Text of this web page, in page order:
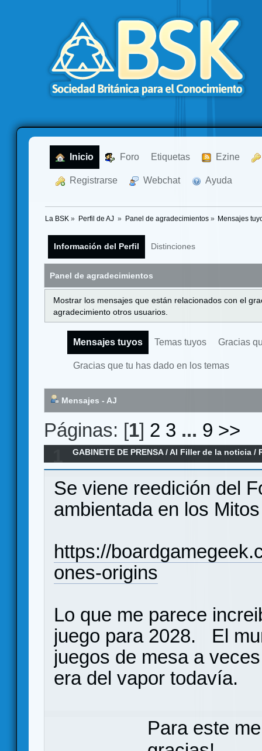
Inicio Foro Etiquetas Ezine
Registrarse Webchat Ayuda
La BSK » Perfil de AJ » Panel de agradecimientos» Mensajes
Información del Perfil Distinciones
Panel de agradecimientos
Mostrar los mensajes que están relacionados con el
agradecimiento otros usuarios.
Mensajes tuyos Temas tuyos Gracias
Gracias que tu has dado en los temas
Mensajes - AJ
Páginas: [1] 2 3 ... 9 >>
GABINETE DE PRENSA/Al Filler de la noticia /
2026)
Se viene reedición del
ambientada en los
https://
ones-origins
Lo que me parece
juego para 2028. El
juegos de mesa a
era del vapor todavía.
Para este